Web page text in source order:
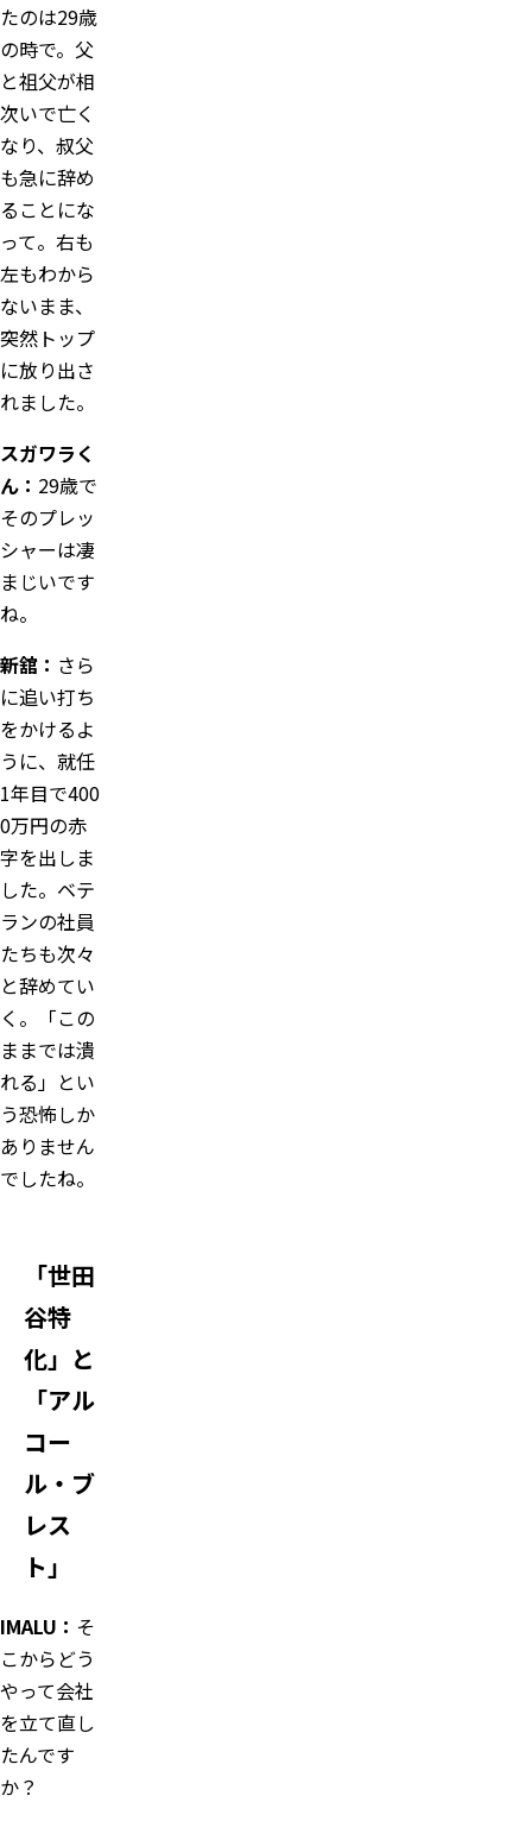
たのは29歳
の時で。父
と祖父が相
次いで亡く
なり、叔父
も急に辞め
ることにな
って。右も
左もわから
ないまま、
突然トップ
に放り出さ
れました。
スガワラく
ん： 29歳で
そのプレッ
シャーは凄
まじいです
ね。
新舘： さら
に追い打ち
をかけるよ
うに、就任
1年目で400
0万円の赤
字を出しま
した。ベテ
ランの社員
たちも次々
と辞めてい
く。「この
ままでは潰
れる」とい
う恐怖しか
ありません
でしたね。
「世田
谷特
化」と
「アル
コー
ル・ブ
レス
ト」
IMALU ： そ
こからどう
やって会社
を立て直し
たんです
か？